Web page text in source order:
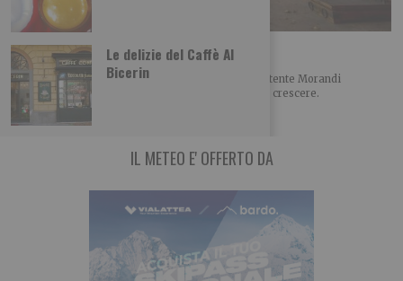
Le delizie del Caffè Al
Bicerin
Agriturismi, estate top in Piemonte
Agosto traina la stagione, settembre molto promettente Morandi
(Agriturist Piemonte): “Il turismo rurale continua a crescere.
IL METEO E' OFFERTO DA